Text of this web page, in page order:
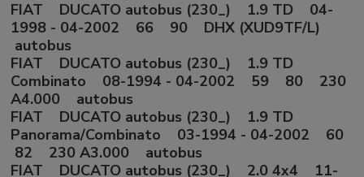
FIAT DUCATO autobus (230_) 1.9 TD 04-
1998 - 04-2002 66 90 DHX (XUD9TF/L)
autobus
FIAT DUCATO autobus (230_) 1.9 TD
Combinato 08-1994 - 04-2002 59 80 230
A4.000 autobus
FIAT DUCATO autobus (230_) 1.9 TD
Panorama/Combinato 03-1994 - 04-2002 60
82 230 A3.000 autobus
FIAT DUCATO autobus (230_) 2.0 4x4 11-